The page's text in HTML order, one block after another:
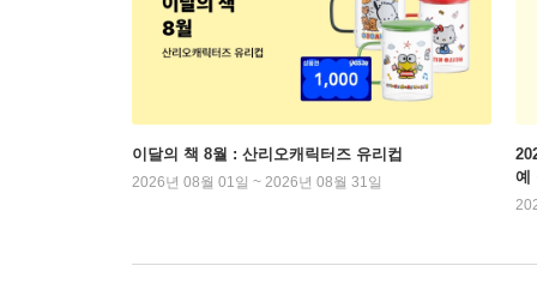
이달의 책 8월 : 산리오캐릭터즈 유리컵
2026년 08월 01일 ~ 2026년 08월 31일
예